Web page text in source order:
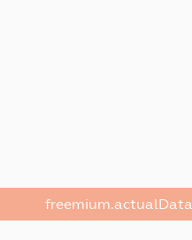
freemium.actualData